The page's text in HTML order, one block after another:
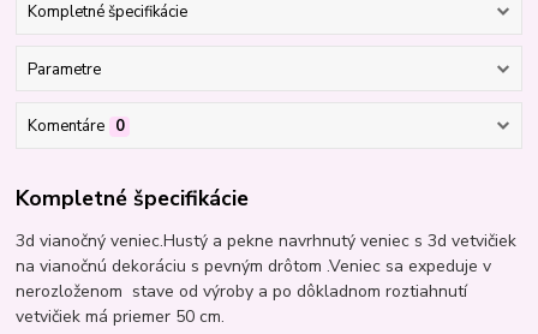
Kompletné špecifikácie
Parametre
Komentáre 0
Kompletné špecifikácie
3d vianočný veniec.Hustý a pekne navrhnutý veniec s 3d vetvičiek
na vianočnú dekoráciu s pevným drôtom .Veniec sa expeduje v
nerozloženom stave od výroby a po dôkladnom roztiahnutí
vetvičiek má priemer 50 cm.